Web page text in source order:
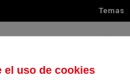
Temas
de 2026